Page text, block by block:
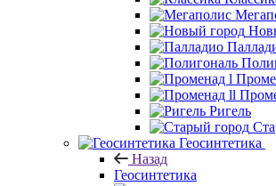
Ригель
Геосинтетика
Назад
Геосинтетика